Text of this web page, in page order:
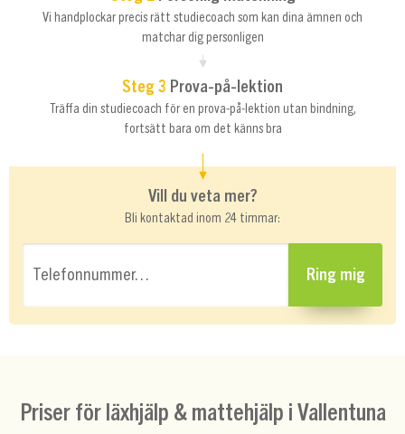
Vi handplockar precis rätt studiecoach som kan dina ämnen och
matchar dig personligen
Steg 3 Prova-på-lektion
Träffa din studiecoach för en prova-på-lektion utan bindning,
fortsätt bara om det känns bra
Vill du veta mer?
Bli kontaktad inom 24 timmar:
Telefonnummer… Ring mig
Priser för läxhjälp & mattehjälp i Vallentuna